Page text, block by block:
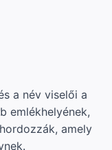
a név viselői a
emlékhelyének,
amely